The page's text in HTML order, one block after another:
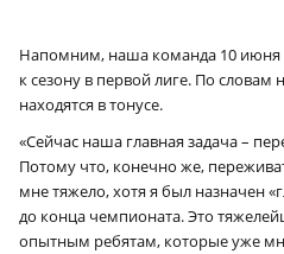
Напомним, наша команда 10 июня
к сезону в первой лиге. По словам
находятся в тонусе.
«Сейчас наша главная задача –
Потому что, конечно же,
мне тяжело, хотя я был назначен
до конца чемпионата. Это
опытным ребятам, которые уже